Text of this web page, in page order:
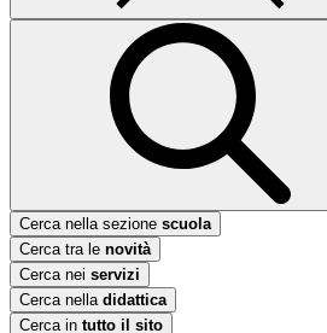
Cerca nella sezione scuola
Cerca tra le novità
Cerca nei servizi
Cerca nella didattica
Cerca in tutto il sito